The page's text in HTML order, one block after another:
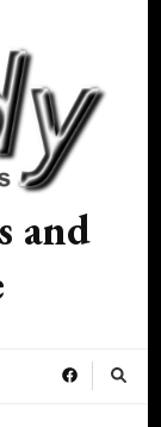
and